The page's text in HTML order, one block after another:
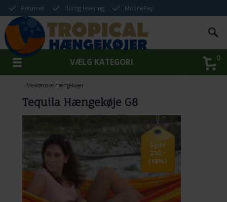
Returret Hurtig levering MobilePay
0
VÆLG KATEGORI
Mexicanske hængekøjer
Tequila Hængekøje G8
Spar
210,-
(18%)